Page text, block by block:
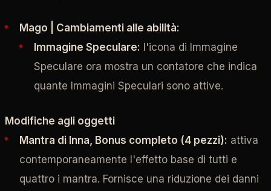
Mago | Cambiamenti alle abilità:
Immagine Speculare: l'icona di Immagine
Speculare ora mostra un contatore che indica
quante Immagini Speculari sono attive.
Modifiche agli oggetti
Mantra di Inna, Bonus completo (4 pezzi): attiva
contemporaneamente l'effetto base di tutti e
quattro i mantra. Fornisce una riduzione dei danni